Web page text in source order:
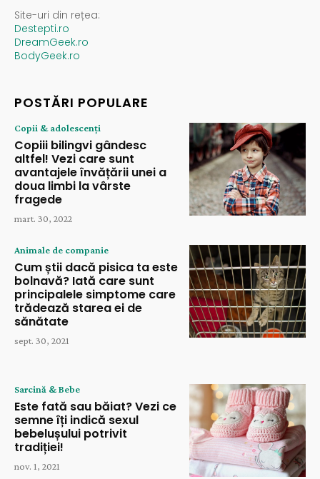
Site-uri din rețea:
Destepti.ro
DreamGeek.ro
BodyGeek.ro
POSTĂRI POPULARE
Copii & adolescenți
Copiii bilingvi gândesc
altfel! Vezi care sunt
avantajele învățării unei a
doua limbi la vârste
fragede
mart. 30, 2022
Animale de companie
Cum știi dacă pisica ta este
bolnavă? Iată care sunt
principalele simptome care
trădează starea ei de
sănătate
sept. 30, 2021
Sarcină & Bebe
Este fată sau băiat? Vezi ce
semne îți indică sexul
bebelușului potrivit
tradiției!
nov. 1, 2021